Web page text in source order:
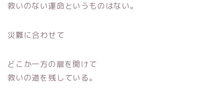
救いのない運命というものはない。
災難に合わせて
どこか一方の扉を開けて
救いの道を残している。